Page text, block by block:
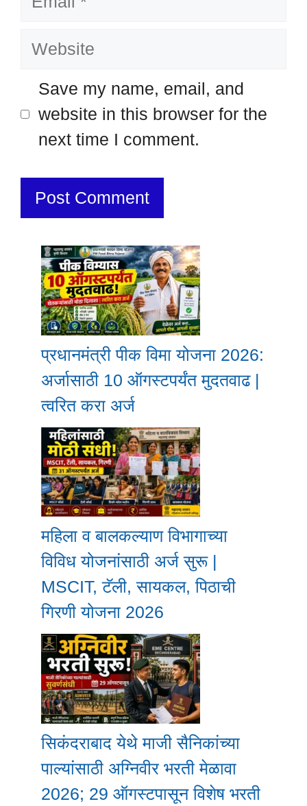
Website
Save my name, email, and
website in this browser for the
next time I comment.
प्रधानमंत्री पीक विमा योजना 2026:
अर्जासाठी 10 ऑगस्टपर्यंत मुदतवाढ |
त्वरित करा अर्ज
महिला व बालकल्याण विभागाच्या
विविध योजनांसाठी अर्ज सुरू |
MSCIT, टॅली, सायकल, पिठाची
गिरणी योजना 2026
सिकंदराबाद येथे माजी सैनिकांच्या
पाल्यांसाठी अग्निवीर भरती मेळावा
2026; 29 ऑगस्टपासून विशेष भरती